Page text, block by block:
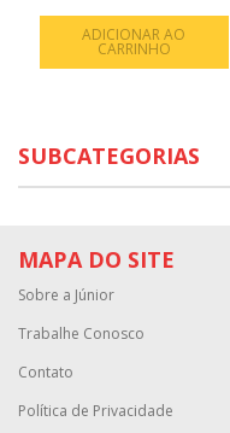
ADICIONAR AO
CARRINHO
SUBCATEGORIAS
MAPA DO SITE
Sobre a Júnior
Trabalhe Conosco
Contato
Política de Privacidade